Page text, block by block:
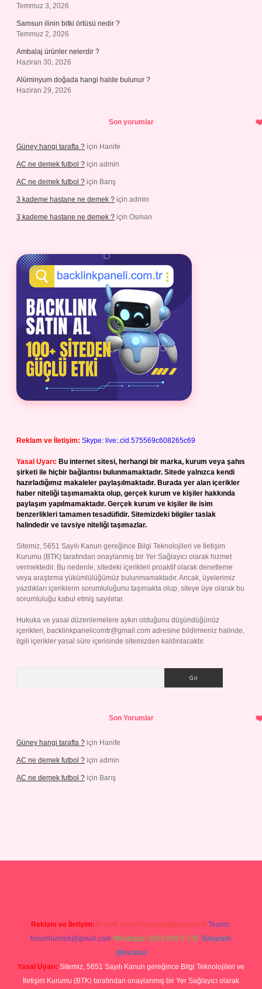
Temmuz 3, 2026
Samsun ilinin bitki örtüsü nedir ?
Temmuz 2, 2026
Ambalaj ürünler nelerdir ?
Haziran 30, 2026
Alüminyum doğada hangi halde bulunur ?
Haziran 29, 2026
Son yorumlar
Güney hangi tarafta ? için Hanife
AC ne demek futbol ? için admin
AC ne demek futbol ? için Barış
3 kademe hastane ne demek ? için admin
3 kademe hastane ne demek ? için Osman
Reklam ve İletişim: Skype: live:.cid.575569c608265c69
Yasal Uyarı: Bu internet sitesi, herhangi bir marka, kurum veya şahıs
şirketi ile hiçbir bağlantısı bulunmamaktadır. Sitede yalnızca kendi
hazırladığımız makaleler paylaşılmaktadır. Burada yer alan içerikler
haber niteliği taşımamakta olup, gerçek kurum ve kişiler hakkında
paylaşım yapılmamaktadır. Gerçek kurum ve kişiler ile isim
benzerlikleri tamamen tesadüfidir. Sitemizdeki bilgiler taslak
halindedir ve tavsiye niteliği taşımazlar.
Sitemiz, 5651 Sayılı Kanun gereğince Bilgi Teknolojileri ve İletişim
Kurumu (BTK) tarafından onaylanmış bir Yer Sağlayıcı olarak hizmet
vermektedir. Bu nedenle, sitedeki içerikleri proaktif olarak denetleme
veya araştırma yükümlülüğümüz bulunmamaktadır. Ancak, üyelerimiz
yazdıkları içeriklerin sorumluluğunu taşımakta olup, siteye üye olarak bu
sorumluluğu kabul etmiş sayılırlar.
Hukuka ve yasal düzenlemelere aykırı olduğunu düşündüğünüz
içerikleri, backlinkpanelicomtr@gmail.com adresine bildirmeniz halinde,
ilgili içerikler yasal süre içerisinde sitemizden kaldırılacaktır.
Son Yorumlar
Güney hangi tarafta ? için Hanife
AC ne demek futbol ? için admin
AC ne demek futbol ? için Barış
Reklam ve İletişim: E-mail: backlinkpaneli@gmail.com Teams:
forumhizmeti@gmail.com Whatsapp: 0262 606 0 726 Telegram:
@karabul
Yasal Uyarı: Sitemiz, 5651 Sayılı Kanun gereğince Bilgi Teknolojileri ve
İletişim Kurumu (BTK) tarafından onaylanmış bir Yer Sağlayıcı olarak